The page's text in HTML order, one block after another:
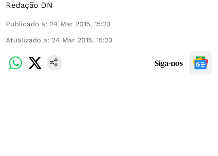
Redação DN
Publicado a: 24 Mar 2015, 15:23
Atualizado a: 24 Mar 2015, 15:23
Siga-nos